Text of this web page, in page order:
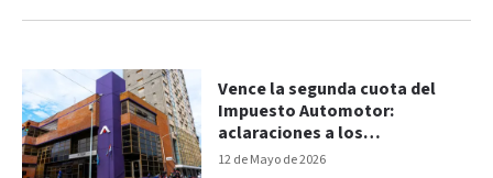
12 de Mayo de 2026
Vence la segunda cuota del
Impuesto Automotor:
aclaraciones a los
contribuyentes